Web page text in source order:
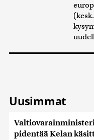
Uusimmat
pidentää Kelan